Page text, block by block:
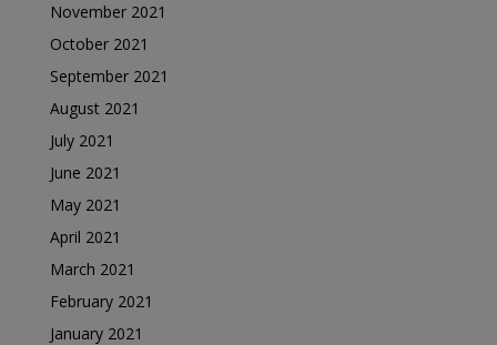
November 2021
October 2021
September 2021
August 2021
July 2021
June 2021
May 2021
April 2021
March 2021
February 2021
January 2021